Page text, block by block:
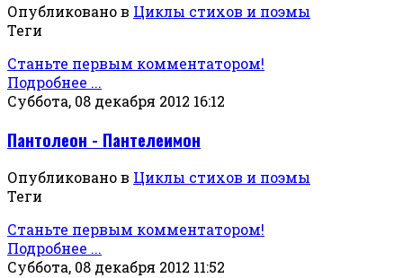
Опубликовано в Циклы стихов и поэмы
Теги
Станьте первым комментатором!
Подробнее ...
Суббота, 08 декабря 2012 16:12
Пантолеон - Пантелеимон
Опубликовано в Циклы стихов и поэмы
Теги
Станьте первым комментатором!
Подробнее ...
Суббота, 08 декабря 2012 11:52